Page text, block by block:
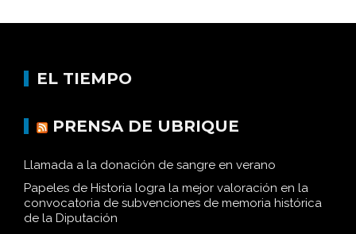
EL TIEMPO
PRENSA DE UBRIQUE
Llamada a la donación de sangre en verano
Papeles de Historia logra la mejor valoración en la
convocatoria de subvenciones de memoria histórica
de la Diputación